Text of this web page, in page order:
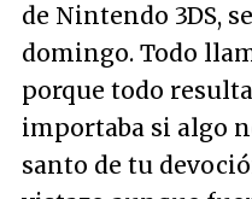
de Nintendo 3DS,
domingo. Todo
porque todo
importaba si algo
santo de tu